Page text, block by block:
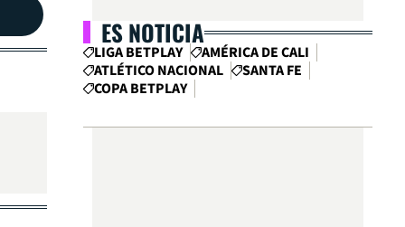
ES NOTICIA
LIGA BETPLAY
AMÉRICA DE CALI
ATLÉTICO NACIONAL
SANTA FE
COPA BETPLAY